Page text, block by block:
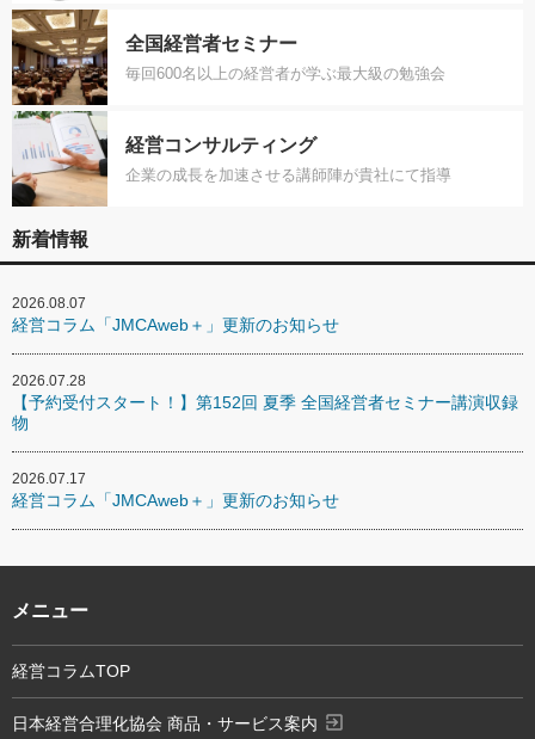
全国経営者セミナー
毎回600名以上の経営者が学ぶ最大級の勉強会
経営コンサルティング
企業の成長を加速させる講師陣が貴社にて指導
新着情報
2026.08.07
経営コラム「JMCAweb＋」更新のお知らせ
2026.07.28
【予約受付スタート！】第152回 夏季 全国経営者セミナー講演収録
物
2026.07.17
経営コラム「JMCAweb＋」更新のお知らせ
メニュー
経営コラムTOP
日本経営合理化協会 商品・サービス案内 exit_to_app